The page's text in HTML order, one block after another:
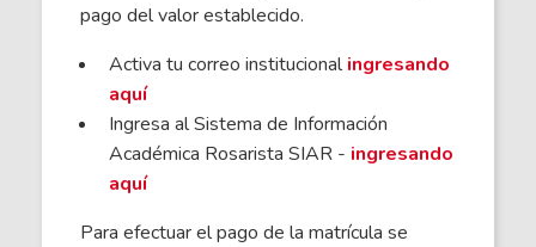
pago del valor establecido.
Activa tu correo institucionalingresando
aquí
Ingresa al Sistema de Información
Académica Rosarista SIAR - ingresando
aquí
Para efectuar el pago de la matrícula se